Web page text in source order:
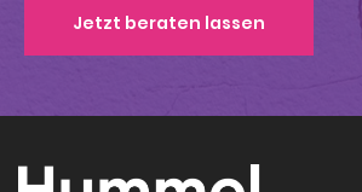
Jetzt beraten lassen